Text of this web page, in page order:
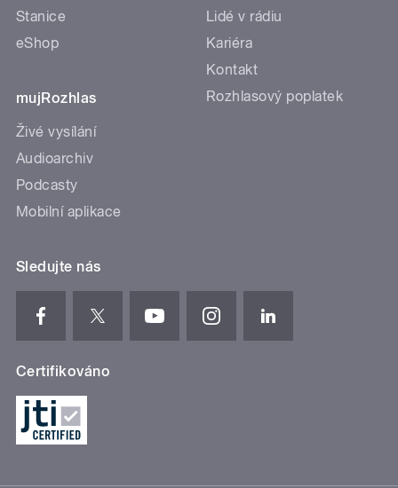
Stanice
eShop
mujRozhlas
Živé vysílání
Audioarchiv
Podcasty
Mobilní aplikace
Lidé v rádiu
Kariéra
Kontakt
Rozhlasový poplatek
Sledujte nás
Certifikováno